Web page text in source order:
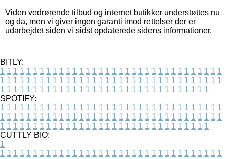
Viden vedrørende tilbud og internet butikker understøttes nu
og da, men vi giver ingen garanti imod rettelser der er
udarbejdet siden vi sidst opdaterede sidens informationer.
BITLY:
1 1 1 1 1 1 1 1 1 1 1 1 1 1 1 1 1 1 1 1 1 1 1 1 1 1 1 1 1 1 1 1 1 1
1 1 1 1 1 1 1 1 1 1 1 1 1 1 1 1 1 1 1 1 1 1 1 1 1 1 1 1 1 1 1 1 1 1
1 1 1 1 1 1 1 1 1 1 1 1 1 1 1 1 1 1 1 1 1 1 1 1 1 1 1 1 1 1 1 1
SPOTIFY:
1 1 1 1 1 1 1 1 1 1 1 1 1 1 1 1 1 1 1 1 1 1 1 1 1 1 1 1 1 1 1 1 1 1
1 1 1 1 1 1 1 1 1 1 1 1 1 1 1 1 1 1 1 1 1 1 1 1 1 1 1 1 1 1 1 1 1 1
1 1 1 1 1 1 1 1 1 1 1 1 1 1 1 1 1 1 1 1 1 1 1 1 1 1 1 1 1 1 1 1
CUTTLY BIO:
1
1 1 1 1 1 1 1 1 1 1 1 1 1 1 1 1 1 1 1 1 1 1 1 1 1 1 1 1 1 1 1 1 1 1